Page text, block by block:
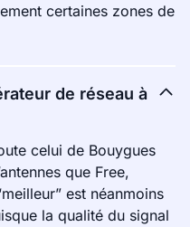
certaines zones de
de réseau à
celui de Bouygues
que Free,
est néanmoins
la qualité du signal